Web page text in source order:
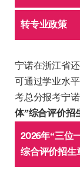
转专业政策
宁诺在浙江省
可通过学业水
考总分报考宁
体”综合评价招
2026年“三位
综合评价招生